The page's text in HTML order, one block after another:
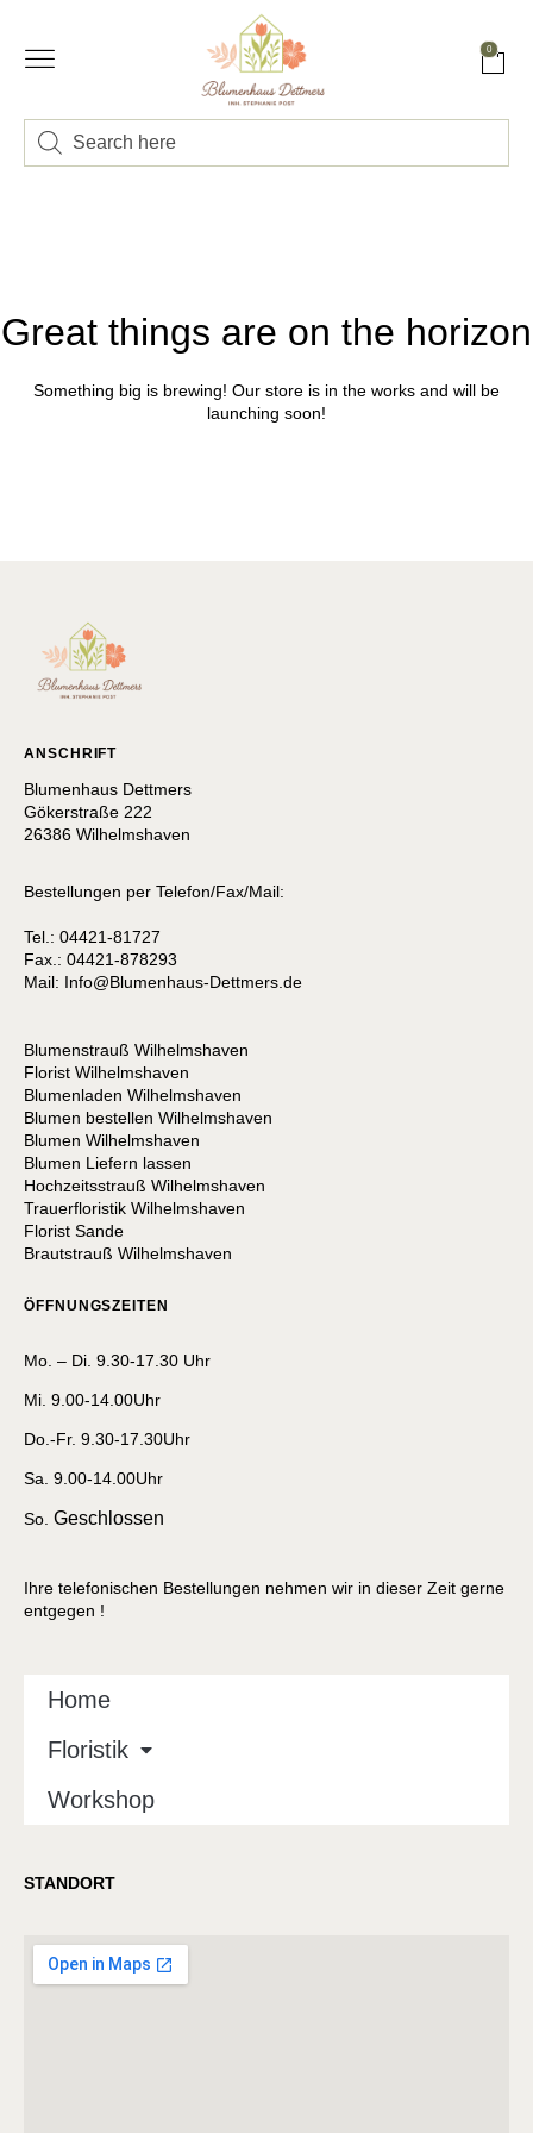
0
Great things are on the horizon
Something big is brewing! Our store is in the works and will be
launching soon!
ANSCHRIFT
Blumenhaus Dettmers
Gökerstraße 222
26386 Wilhelmshaven
Bestellungen per Telefon/Fax/Mail:
Tel.: 04421-81727
Fax.: 04421-878293
Mail: Info@Blumenhaus-Dettmers.de
Blumenstrauß Wilhelmshaven
Florist Wilhelmshaven
Blumenladen Wilhelmshaven
Blumen bestellen Wilhelmshaven
Blumen Wilhelmshaven
Blumen Liefern lassen
Hochzeitsstrauß Wilhelmshaven
Trauerfloristik Wilhelmshaven
Florist Sande
Brautstrauß Wilhelmshaven
ÖFFNUNGSZEITEN
Mo. – Di. 9.30-17.30 Uhr
Mi. 9.00-14.00Uhr
Do.-Fr. 9.30-17.30Uhr
Sa. 9.00-14.00Uhr
So. Geschlossen
Ihre telefonischen Bestellungen nehmen wir in dieser Zeit gerne
entgegen !
Home
Floristik
Workshop
STANDORT